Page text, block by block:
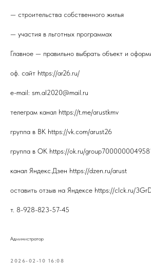
— строительства собственного жилья
— участия в льготных программах
Главное — правильно выбрать объект и
оф. сайт https://ar26.ru/
e-mail: sm.al2020@mail.ru
телеграм канал https://t.me/arustkmv
группа в ВК https://vk.com/arust26
группа в ОК https://ok.ru/
канал Яндекс.Дзен https://dzen.ru/arust
оставить отзыв на Яндексе https://clck.ru/
т. 8-928-823-57-45
Администратор
2026-02-10 16:08